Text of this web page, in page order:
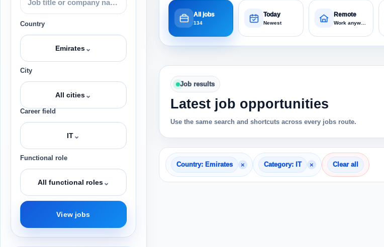
Country
Emirates⌄
City
All cities⌄
Career field
IT⌄
Functional role
All functional roles⌄
View jobs
All jobs
134
Today
Newest
Remote
Work anywhere
Job results
Latest job opportunities
Use the same search and shortcuts across every jobs route.
Country: Emirates × Category: IT × Clear all